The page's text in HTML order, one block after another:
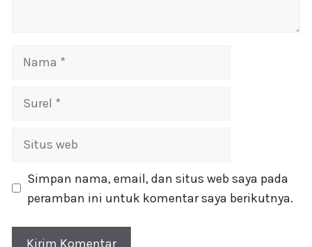
Nama
Surel
Situs
Simpan nama, email, dan situs web saya pada
peramban ini untuk komentar saya berikutnya.